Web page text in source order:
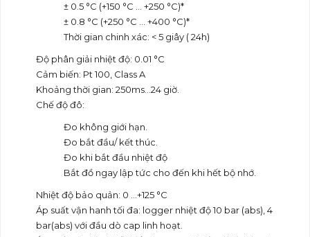
± 0.5 °C (+150 °C … +250 °C)*
± 0.8 °C (+250 °C … +400 °C)*
Thời gian chinh xác: < 5 giây ( 24h)
Độ phân giải nhiệt độ: 0.01 °C
Cảm biến: Pt 100, Class A
Khoảng thời gian: 250ms…24 giờ.
Chế độ đô:
Đo không giới hạn.
Đo bắt đầu/ kết thúc.
Đo khi bắt đầu nhiệt độ
Bắt đồ ngay lập tức cho đến khi hết bộ nhớ.
Nhiệt độ bảo quản: 0 …+125 °C
Áp suất vận hanh tối đa: logger nhiệt độ 10 bar (abs), 4
bar(abs) với đầu dò cap linh hoạt.